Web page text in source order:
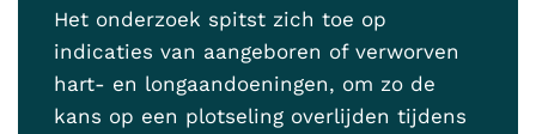
Het onderzoek spitst zich toe op
indicaties van aangeboren of verworven
hart- en longaandoeningen, om zo de
kans op een plotseling overlijden tijdens